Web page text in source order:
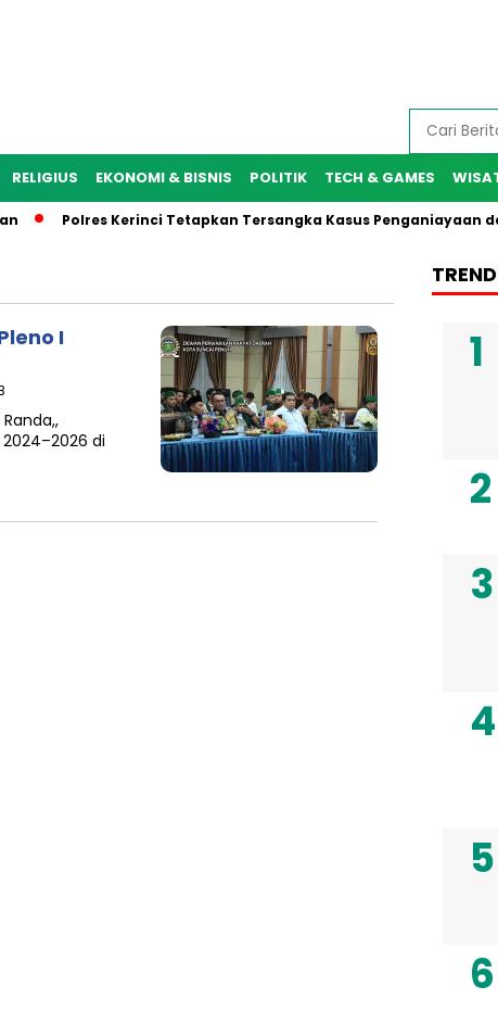
RELIGIUS EKONOMI & BISNIS POLITIK TECH & GAMES
Polres Kerinci Tetapkan Tersangka Kasus Penganiayaan dan
I
Randa,,
di